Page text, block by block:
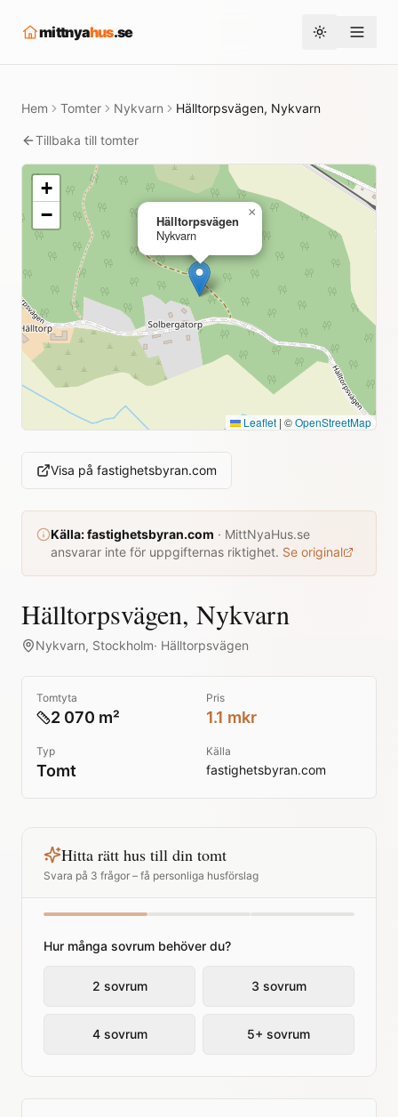
mittnyahus.se Toggle theme
Hem Tomter Nykvarn Hälltorpsvägen, Nykvarn
Tillbaka till tomter
Hälltorpsvägen
Nykvarn
×
+
−
Leaflet | ©OpenStreetMap
Visa på fastighetsbyran.com
Källa:fastighetsbyran.com · MittNyaHus.se
ansvarar inte för uppgifternas riktighet. Se original
Hälltorpsvägen, Nykvarn
Nykvarn, Stockholm· Hälltorpsvägen
Tomtyta
2 070 m²
Pris
1.1 mkr
Typ
Tomt
Källa
fastighetsbyran.com
Hitta rätt hus till din tomt
Svara på 3 frågor – få personliga husförslag
Hur många sovrum behöver du?
2 sovrum 3 sovrum
4 sovrum 5+ sovrum